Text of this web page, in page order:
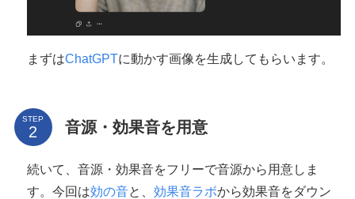
まずはChatGPTに動かす画像を生成してもらいます。
STEP 音源・効果音を用意
続いて、音源・効果音をフリーで音源から用意しま
す。今回は効の音と、 効果音ラボから効果音をダウン